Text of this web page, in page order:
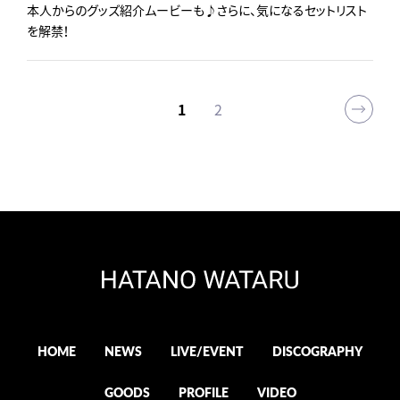
本人からのグッズ紹介ムービーも♪さらに、気になるセットリスト
を解禁！
1 2
HOME NEWS LIVE/EVENT DISCOGRAPHY
GOODS PROFILE VIDEO